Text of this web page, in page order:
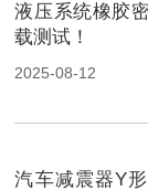
液压系统橡胶
载测试！
2025-08-12
汽车减震器Y